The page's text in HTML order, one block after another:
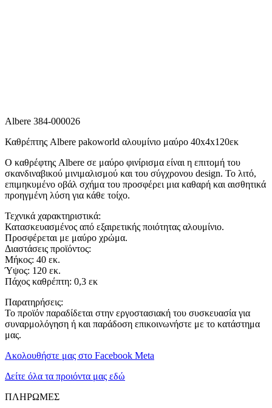
Albere 384-000026
Καθρέπτης Albere pakoworld αλουμίνιο μαύρο 40x4x120εκ
Ο καθρέφτης Albere σε μαύρο φινίρισμα είναι η επιτομή του
σκανδιναβικού μινιμαλισμού και του σύγχρονου design. Το λιτό,
επιμηκυμένο οβάλ σχήμα του προσφέρει μια καθαρή και αισθητικά
προηγμένη λύση για κάθε τοίχο.
Τεχνικά χαρακτηριστικά:
Κατασκευασμένος από εξαιρετικής ποιότητας αλουμίνιο.
Προσφέρεται με μαύρο χρώμα.
Διαστάσεις προϊόντος:
Μήκος: 40 εκ.
Ύψος: 120 εκ.
Πάχος καθρέπτη: 0,3 εκ
Παρατηρήσεις:
Το προϊόν παραδίδεται στην εργοστασιακή του συσκευασία για
συναρμολόγηση ή και παράδοση επικοινωνήστε με το κατάστημα
μας.
Ακολουθήστε μας στο Facebook Meta
Δείτε όλα τα προιόντα μας εδώ
ΠΛΗΡΩΜΕΣ